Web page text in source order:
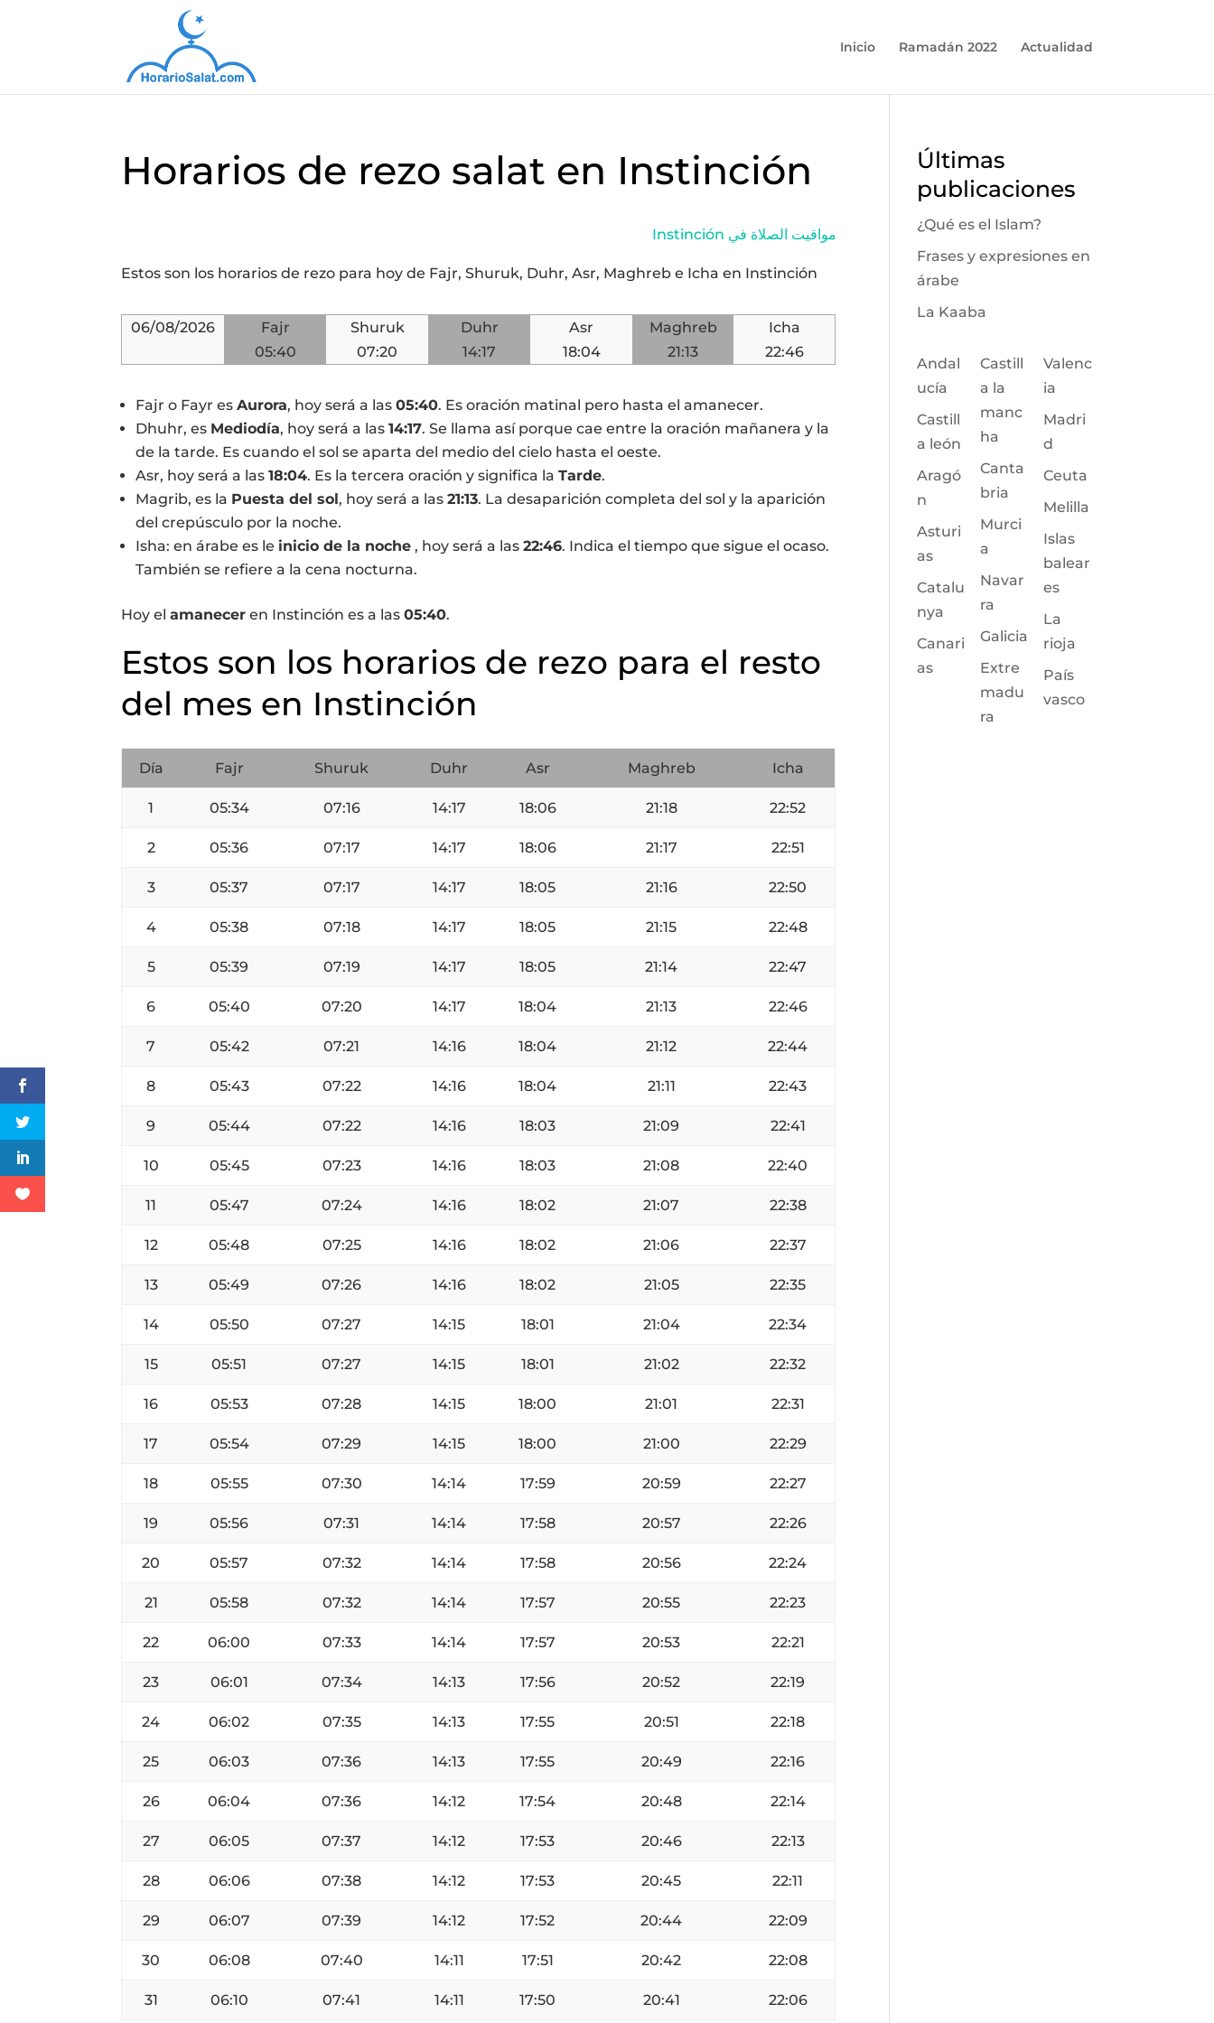
Inicio Ramadán 2022 Actualidad
Horarios de rezo salat en Instinción
Instinción مواقيت الصلاة في
Estos son los horarios de rezo para hoy de Fajr, Shuruk, Duhr, Asr, Maghreb e Icha en Instinción
06/08/2026
Fajr
05:40
Shuruk
07:20
Duhr
14:17
Asr
18:04
Maghreb
21:13
Icha
22:46
Fajr o Fayr esAurora, hoy será a las05:40. Es oración matinal pero hasta el amanecer.
Dhuhr, es Mediodía, hoy será a las14:17. Se llama así porque cae entre la oración mañanera y la
de la tarde. Es cuando el sol se aparta del medio del cielo hasta el oeste.
Asr, hoy será a las18:04. Es la tercera oración y significa laTarde.
Magrib, es la Puesta del sol, hoy será a las21:13. La desaparición completa del sol y la aparición
del crepúsculo por la noche.
Isha: en árabe es le inicio de la noche , hoy será a las22:46. Indica el tiempo que sigue el ocaso.
También se refiere a la cena nocturna.
Hoy elamanecer en Instinción es a las05:40.
Estos son los horarios de rezo para el resto
del mes en Instinción
Día Fajr Shuruk Duhr Asr Maghreb Icha
1 05:34 07:16 14:17 18:06 21:18 22:52
2 05:36 07:17 14:17 18:06 21:17 22:51
3 05:37 07:17 14:17 18:05 21:16 22:50
4 05:38 07:18 14:17 18:05 21:15 22:48
5 05:39 07:19 14:17 18:05 21:14 22:47
6 05:40 07:20 14:17 18:04 21:13 22:46
7 05:42 07:21 14:16 18:04 21:12 22:44
8 05:43 07:22 14:16 18:04 21:11 22:43
9 05:44 07:22 14:16 18:03 21:09 22:41
10 05:45 07:23 14:16 18:03 21:08 22:40
11 05:47 07:24 14:16 18:02 21:07 22:38
12 05:48 07:25 14:16 18:02 21:06 22:37
13 05:49 07:26 14:16 18:02 21:05 22:35
14 05:50 07:27 14:15 18:01 21:04 22:34
15 05:51 07:27 14:15 18:01 21:02 22:32
16 05:53 07:28 14:15 18:00 21:01 22:31
17 05:54 07:29 14:15 18:00 21:00 22:29
18 05:55 07:30 14:14 17:59 20:59 22:27
19 05:56 07:31 14:14 17:58 20:57 22:26
20 05:57 07:32 14:14 17:58 20:56 22:24
21 05:58 07:32 14:14 17:57 20:55 22:23
22 06:00 07:33 14:14 17:57 20:53 22:21
23 06:01 07:34 14:13 17:56 20:52 22:19
24 06:02 07:35 14:13 17:55 20:51 22:18
25 06:03 07:36 14:13 17:55 20:49 22:16
26 06:04 07:36 14:12 17:54 20:48 22:14
27 06:05 07:37 14:12 17:53 20:46 22:13
28 06:06 07:38 14:12 17:53 20:45 22:11
29 06:07 07:39 14:12 17:52 20:44 22:09
30 06:08 07:40 14:11 17:51 20:42 22:08
31 06:10 07:41 14:11 17:50 20:41 22:06
Últimas
publicaciones
¿Qué es el Islam?
Frases y expresiones en
árabe
La Kaaba
Andal
ucía
Castill
a león
Aragó
n
Asturi
as
Catalu
nya
Canari
as
Castill
a la
manc
ha
Canta
bria
Murci
a
Navar
ra
Galicia
Extre
madu
ra
Valenc
ia
Madri
d
Ceuta
Melilla
Islas
balear
es
La
rioja
País
vasco